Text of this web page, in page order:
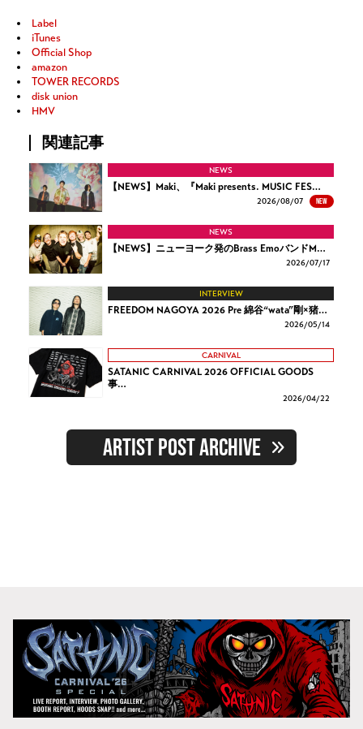
Label
iTunes
Official Shop
amazon
TOWER RECORDS
disk union
HMV
関連記事
NEWS
【NEWS】Maki、『Maki presents. MUSIC FES…
2026/08/07 NEW
NEWS
【NEWS】ニューヨーク発のBrass EmoバンドM…
2026/07/17
INTERVIEW
FREEDOM NAGOYA 2026 Pre 綿谷“wata”剛×猪…
2026/05/14
CARNIVAL
SATANIC CARNIVAL 2026 OFFICIAL GOODS
事…
2026/04/22
ARTIST POST ARCHIVE